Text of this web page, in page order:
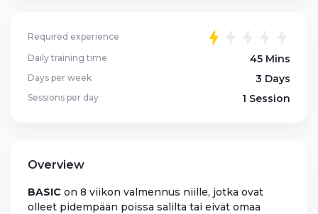
Required experience
Daily training time
45 Mins
Days per week 3 Days
Sessions per day 1 Session
Overview
BASIC on 8 viikon valmennus niille, jotka ovat
olleet pidempään poissa salilta tai eivät omaa